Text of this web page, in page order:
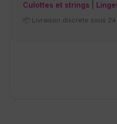
Culottes et strings
📦 Livraison discrete sous